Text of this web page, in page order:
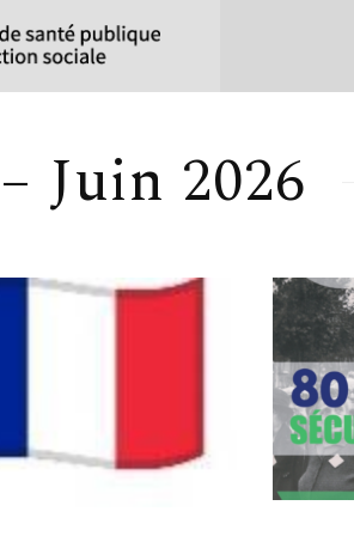
Juin 2026